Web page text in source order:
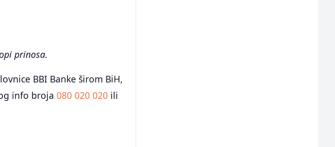
prinosa.
BBI Banke širom BiH,
info broja080 020 020 ili